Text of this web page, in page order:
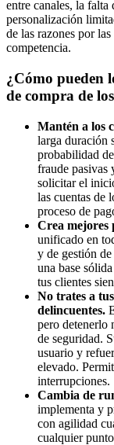
entre canales, la falta
personalización
de las razones por
competencia.
¿Cómo pueden
de compra de
Mantén a los
larga duración
probabilidad
fraude pasivas
solicitar el
las cuentas de
proceso de
Crea mejores
unificado en
y de gestión
una base
tus clientes
No trates a
delincuentes.
pero detenerlo
de seguridad.
usuario y
elevado.
interrupciones.
Cambia de
implementa y
con agilidad
cualquier